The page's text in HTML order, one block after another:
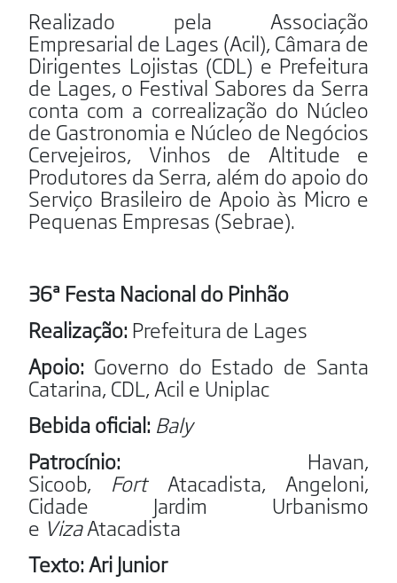
Realizado pela Associação
Empresarial de Lages (Acil), Câmara de
Dirigentes Lojistas (CDL) e Prefeitura
de Lages, o Festival Sabores da Serra
conta com a correalização do Núcleo
de Gastronomia e Núcleo de Negócios
Cervejeiros, Vinhos de Altitude e
Produtores da Serra, além do apoio do
Serviço Brasileiro de Apoio às Micro e
Pequenas Empresas (Sebrae).
36ª Festa Nacional do Pinhão
Realização: Prefeitura de Lages
Apoio: Governo do Estado de Santa
Catarina, CDL, Acil e Uniplac
Bebida oficial: Baly
Patrocínio: Havan,
Sicoob, FortAtacadista, Angeloni,
Cidade Jardim Urbanismo
e VizaAtacadista
Texto: Ari Junior